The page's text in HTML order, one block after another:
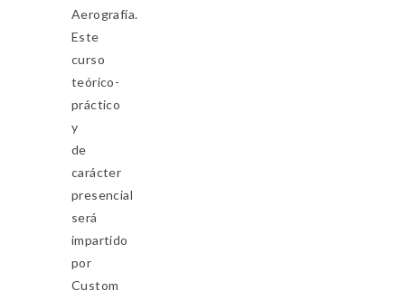
Aerografía.
Este
curso
teórico-
práctico
y
de
carácter
presencial
será
impartido
por
Custom